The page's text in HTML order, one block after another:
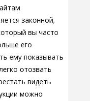
законной,
вы часто
его
ему показывать
отозвать
видеть
можно